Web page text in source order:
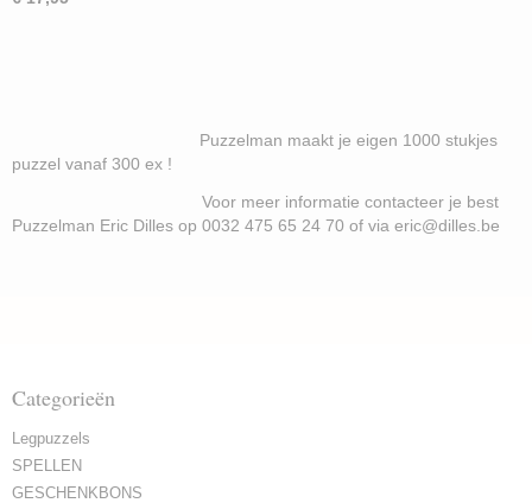
Puzzelman maakt je eigen 1000 stukjes
puzzel vanaf 300 ex !
Voor meer informatie contacteer je best
Puzzelman Eric Dilles op 0032 475 65 24 70 of via eric@dilles.be
Categorieën
Legpuzzels
SPELLEN
GESCHENKBONS